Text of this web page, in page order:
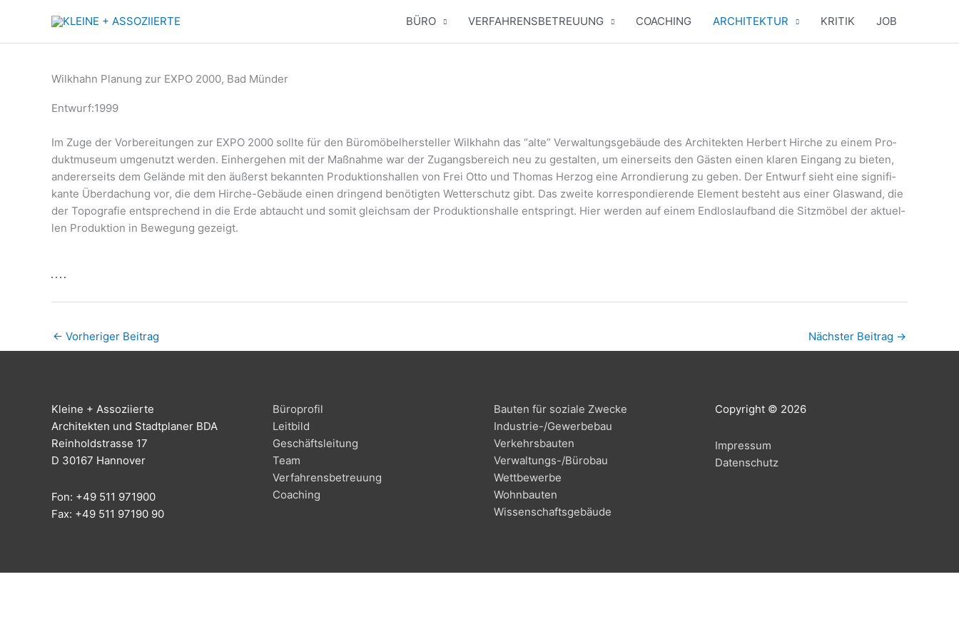
springen
BÜRO VERFAHRENSBETREUUNG COACHING ARCHITEKTUR KRITIK JOB
Wilkhahn Planung zur EXPO 2000, Bad Münder
Entwurf:1999
Im Zuge der Vor­be­rei­tun­gen zur EXPO 2000 soll­te für den Büro­mö­bel­her­stel­ler Wilkhahn das “alte” Ver­wal­tungs­ge­bäu­de des Archi­tek­ten Her­bert Hir­che zu einem Pro­
dukt­mu­se­um umge­nutzt wer­den. Ein­her­ge­hen mit der Maß­nah­me war der Zugangs­be­reich neu zu gestal­ten, um einer­seits den Gäs­ten einen kla­ren Ein­gang zu bie­ten,
ande­rer­seits dem Gelän­de mit den äußerst bekann­ten Pro­duk­ti­ons­hal­len von Frei Otto und Tho­mas Her­zog eine Arron­die­rung zu geben. Der Ent­wurf sieht eine signi­fi­
kan­te Über­da­chung vor, die dem Hir­che-Gebäu­de einen drin­gend benö­tig­ten Wet­ter­schutz gibt. Das zwei­te kor­re­spon­die­ren­de Ele­ment besteht aus einer Glas­wand, die
der Topo­gra­fie ent­spre­chend in die Erde abtaucht und somit gleich­sam der Pro­duk­ti­ons­hal­le ent­springt. Hier wer­den auf einem End­los­lauf­band die Sitz­mö­bel der aktu­el­
len Pro­duk­ti­on in Bewe­gung gezeigt.
← Vorheriger Beitrag Nächster Beitrag →
Klei­ne + Assoziierte
Archi­tek­ten und Stadt­pla­ner BDA
Rein­hold­stras­se 17
D 30167 Hannover
Fon: +49 511 971900
Fax: +49 511 97190 90
Büro­pro­fil
Leit­bild
Geschäfts­lei­tung
Team
Ver­fah­rens­be­treu­ung
Coa­ching
Bau­ten für sozia­le Zwecke
Indus­trie-/Ge­wer­be­bau
Ver­kehrs­bau­ten
Ver­wal­tungs-/Bü­ro­bau
Wett­be­wer­be
Wohn­bau­ten
Wis­sen­schafts­ge­bäu­de
Copy­right © 2026
Impres­sum
Daten­schutz